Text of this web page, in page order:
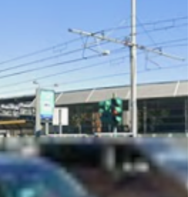
ha avuto luogo in largo Giulio Cesare all’angolo
con via Volpiano, la notte del 27 maggio. Bravi gli
uomini del Commissariato Barriera di Milano che
nel giro di poche ore sono riusciti a individuarlo e
ad arrestarlo. Si tratta di un marocchino di 54
che dovrà rispondere dell’accusa di tentato
omicidio. Le foto sono state scattate da una
residente in via Volpiano I fatti risalgono all’alba
dell’ultimo mercoledì di maggio.